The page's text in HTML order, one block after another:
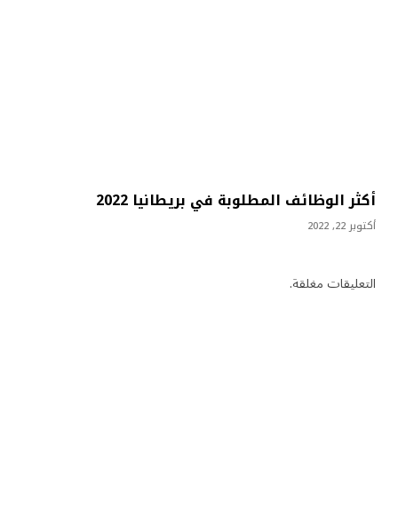
أكثر الوظائف المطلوبة في بريطانيا 2022
أكتوبر 22, 2022
التعليقات مغلقة.